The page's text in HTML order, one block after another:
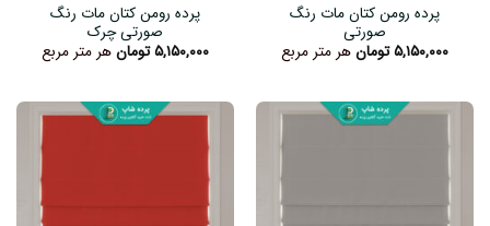
پرده رومن کتان مات رنگ
صورتی
۵,۱۵۰,۰۰۰تومانهر متر مربع
پرده رومن کتان مات رنگ
صورتی چرک
۵,۱۵۰,۰۰۰تومانهر متر مربع